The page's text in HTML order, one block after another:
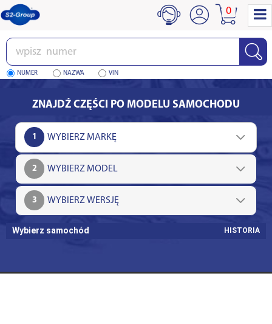
Wpisz
numer
NUMER NAZWA VIN
0
ZNAJDŹ CZĘŚCI PO MODELU SAMOCHODU
1
2
3
Wybierz samochód HISTORIA